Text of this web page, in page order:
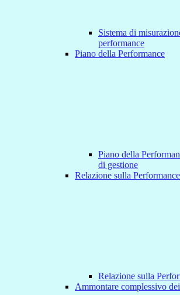
Sistema di
performance
Piano della Performance
Piano della
di gestione
Relazione sulla Performance
Relazione sulla
Ammontare complessivo